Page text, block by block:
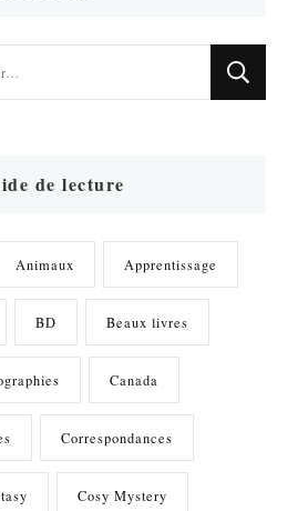
de lecture
Animaux Apprentissage
BD Beaux livres
Canada
Correspondances
Cosy Mystery